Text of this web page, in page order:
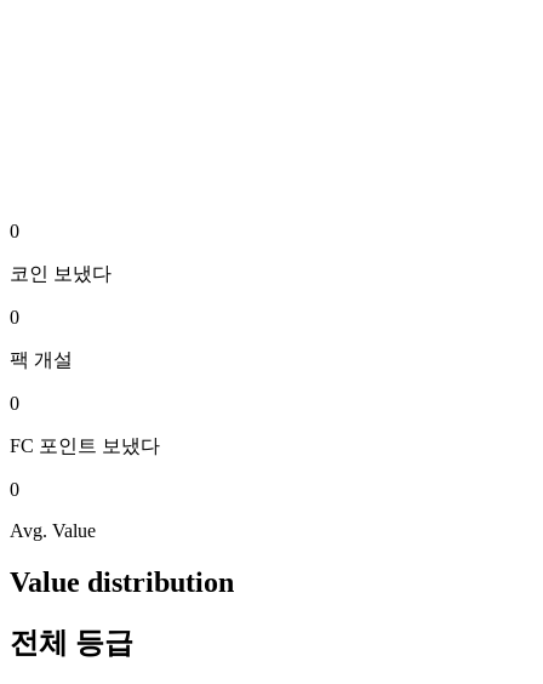
0
코인 보냈다
0
팩 개설
0
FC 포인트 보냈다
0
Avg. Value
Value distribution
전체 등급